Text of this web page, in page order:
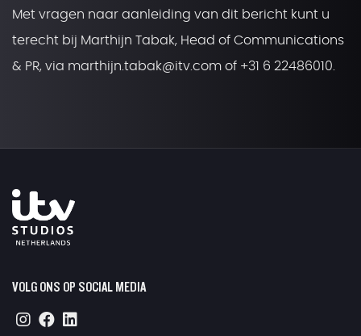
Met vragen naar aanleiding van dit bericht kunt u
terecht bij Marthijn Tabak, Head of Communications
& PR, via marthijn.tabak@itv.com of +31 6 22486010.
VOLG ONS OP SOCIAL MEDIA